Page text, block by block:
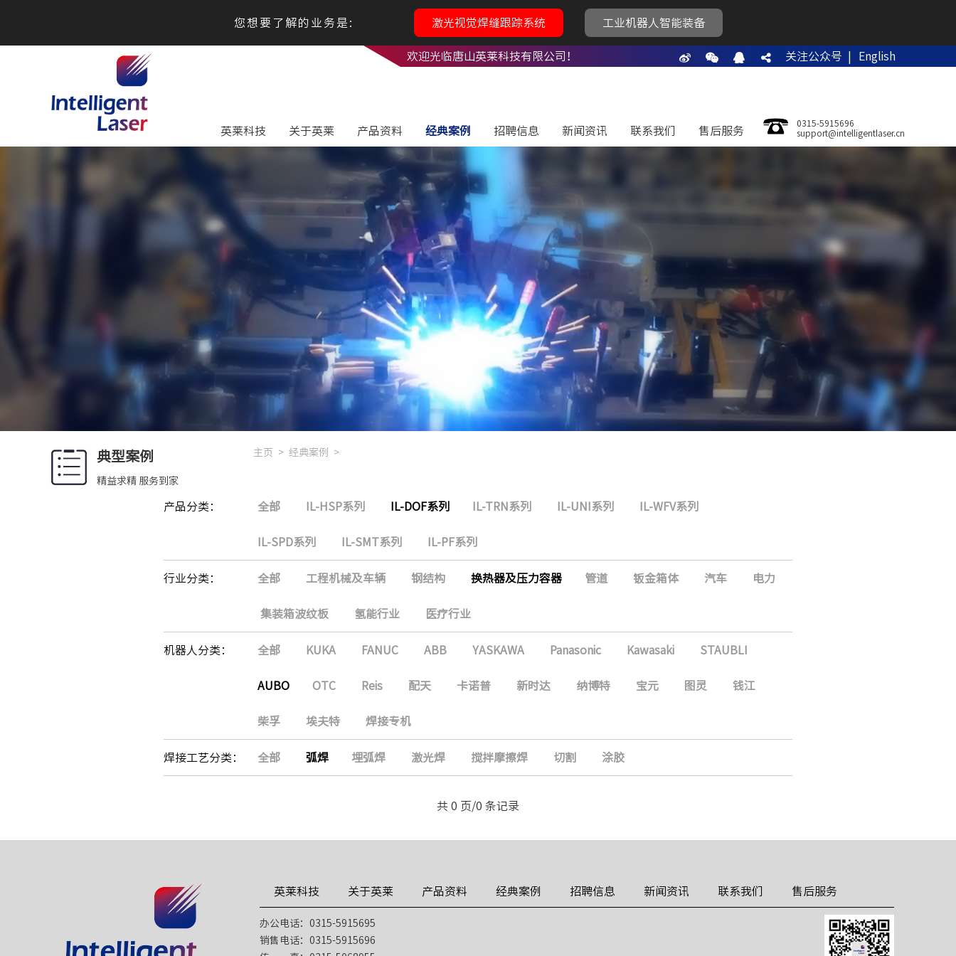
您想要了解的业务是: 激光视觉焊缝跟踪系统 工业机器人智能装备
欢迎光临唐山英莱科技有限公司！ 关注公众号 | English
英莱科技 关于英莱 产品资料 经典案例 招聘信息 新闻资讯 联系我们 售后服务
0315-5915696
support@intelligentlaser.cn
典型案例
精益求精 服务到家
主页 > 经典案例 >
产品分类： 全部 IL-HSP系列 IL-DOF系列 IL-TRN系列 IL-UNI系列 IL-WFV系列
IL-SPD系列 IL-SMT系列 IL-PF系列
行业分类： 全部 工程机械及车辆 钢结构 换热器及压力容器 管道 钣金箱体 汽车 电力
集装箱波纹板 氢能行业 医疗行业
机器人分类： 全部 KUKA FANUC ABB YASKAWA Panasonic Kawasaki STAUBLI
AUBO OTC Reis 配天 卡诺普 新时达 纳博特 宝元 图灵 钱江
柴孚 埃夫特 焊接专机
焊接工艺分类： 全部 弧焊 埋弧焊 激光焊 搅拌摩擦焊 切割 涂胶
共 0 页/0 条记录
英莱科技 关于英莱 产品资料 经典案例 招聘信息 新闻资讯 联系我们 售后服务
办公电话：0315-5915695
销售电话：0315-5915696